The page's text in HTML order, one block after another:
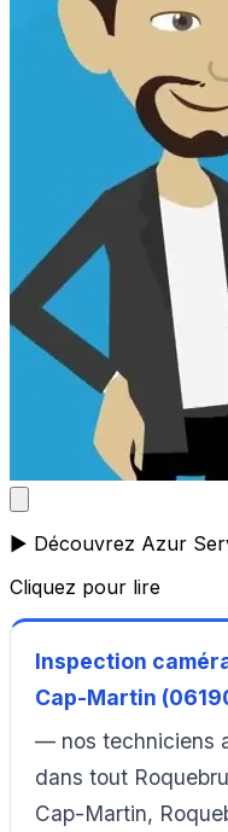
▶️ Découvrez Azur
Cliquez pour lire
Inspection
Cap-Martin
— nos techniciens
dans tout
Cap-Martin,